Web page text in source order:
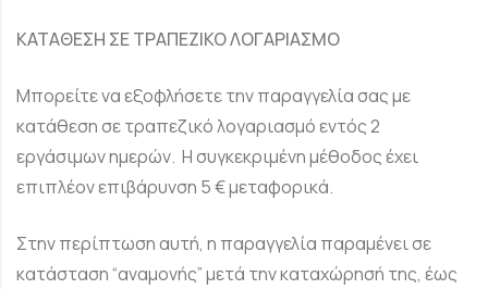
ΚΑΤΑΘΕΣΗ ΣΕ ΤΡΑΠΕΖΙΚΟ ΛΟΓΑΡΙΑΣΜΟ
Μπορείτε να εξοφλήσετε την παραγγελία σας με
κατάθεση σε τραπεζικό λογαριασμό εντός 2
εργάσιμων ημερών. Η συγκεκριμένη μέθοδος έχει
επιπλέον επιβάρυνση 5 € μεταφορικά.
Στην περίπτωση αυτή, η παραγγελία παραμένει σε
κατάσταση “αναμονής” μετά την καταχώρησή της, έως